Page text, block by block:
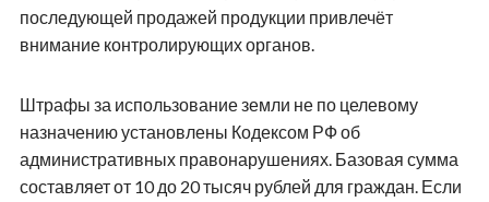
последующей продажей продукции привлечёт
внимание контролирующих органов.
Штрафы за использование земли не по целевому
назначению установлены Кодексом РФ об
административных правонарушениях. Базовая сумма
составляет от 10 до 20 тысяч рублей для граждан. Если